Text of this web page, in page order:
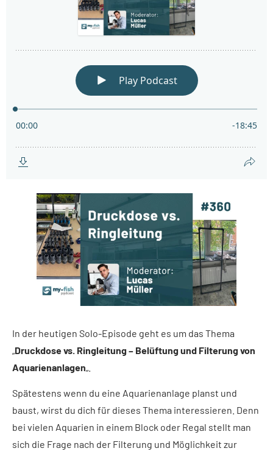
In der heutigen Solo-Episode geht es um das Thema
Druckdose vs. Ringleitung – Belüftung und Filterung von
Aquarienanlagen
Spätestens wenn du eine Aquarienanlage planst und
baust, wirst du dich für dieses Thema interessieren. Denn
bei vielen Aquarien in einem Block oder Regal stellt man
sich die Frage nach der Filterung und Möglichkeit zur